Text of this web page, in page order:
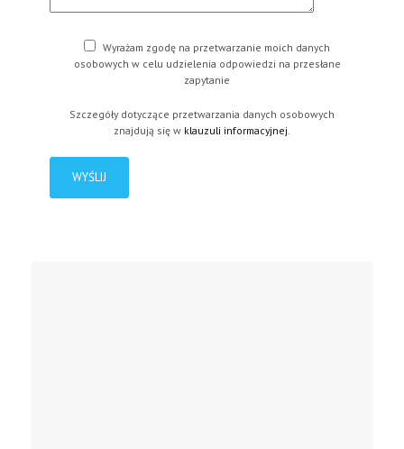
Wyrażam zgodę na przetwarzanie moich danych
osobowych w celu udzielenia odpowiedzi na przesłane
zapytanie
Szczegóły dotyczące przetwarzania danych osobowych
znajdują się w klauzuli informacyjnej.